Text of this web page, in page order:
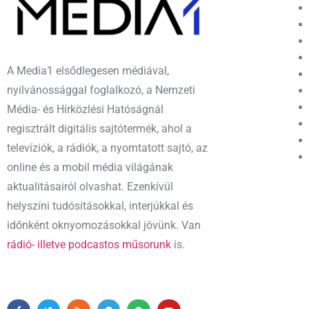
A Media1 elsődlegesen médiával,
nyilvánossággal foglalkozó, a Nemzeti
Média- és Hírközlési Hatóságnál
regisztrált digitális sajtótermék, ahol a
televíziók, a rádiók, a nyomtatott sajtó, az
online és a mobil média világának
aktualitásairól olvashat. Ezenkívül
helyszíni tudósításokkal, interjúkkal és
időnként oknyomozásokkal jövünk. Van
rádió- illetve podcastos műsorunk is.